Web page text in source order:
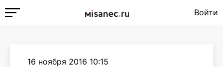
Войти
16 ноября 2016 10:15